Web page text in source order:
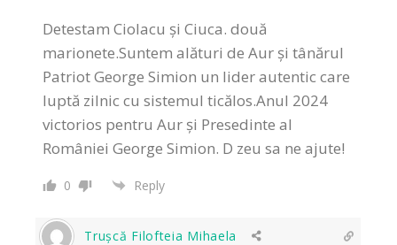
Detestam Ciolacu și Ciuca. două
marionete.Suntem alături de Aur și tânărul
Patriot George Simion un lider autentic care
luptă zilnic cu sistemul ticălos.Anul 2024
victorios pentru Aur și Presedinte al
României George Simion. D zeu sa ne ajute!
0 Reply
Trușcă Filofteia Mihaela